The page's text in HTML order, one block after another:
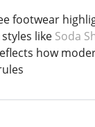
footwear
like Soda
how